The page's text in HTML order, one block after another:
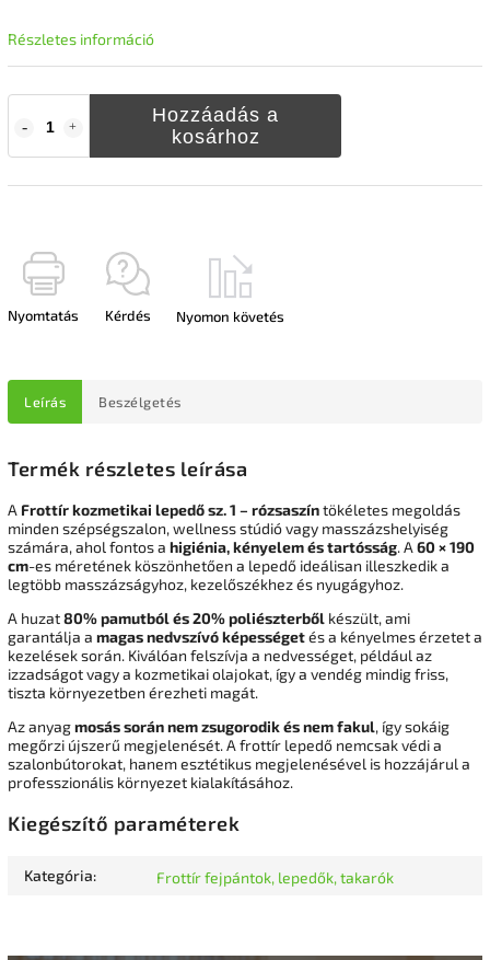
Hozzáadás a
kosárhoz
Részletes információ
Nyomtatás Kérdés Nyomon követés
Leírás Beszélgetés
Termék részletes leírása
A Frottír kozmetikai lepedő sz. 1 – rózsaszíntökéletes megoldás
minden szépségszalon, wellness stúdió vagy masszázshelyiség
számára, ahol fontos a higiénia, kényelem és tartósság. A 60 × 190
cm-es méretének köszönhetően a lepedő ideálisan illeszkedik a
legtöbb masszázságyhoz, kezelőszékhez és nyugágyhoz.
A huzat80% pamutból és 20% poliészterből készült, ami
garantálja a magas nedvszívó képességetés a kényelmes érzetet a
kezelések során. Kiválóan felszívja a nedvességet, például az
izzadságot vagy a kozmetikai olajokat, így a vendég mindig friss,
tiszta környezetben érezheti magát.
Az anyagmosás során nem zsugorodik és nem fakul, így sokáig
megőrzi újszerű megjelenését. A frottír lepedő nemcsak védi a
szalonbútorokat, hanem esztétikus megjelenésével is hozzájárul a
professzionális környezet kialakításához.
Kiegészítő paraméterek
Kategória: Frottír fejpántok, lepedők, takarók